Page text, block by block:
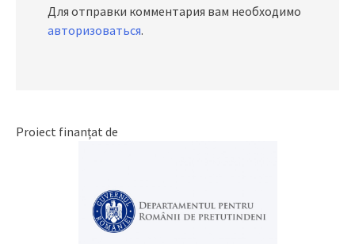
Для отправки комментария вам необходимо
авторизоваться.
Proiect finanțat de